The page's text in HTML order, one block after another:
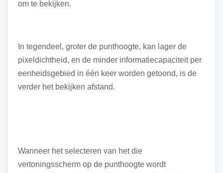
om te bekijken.
In tegendeel, groter de punthoogte, kan lager de
pixeldichtheid, en de minder informatiecapaciteit per
eenheidsgebied in één keer worden getoond, is de
verder het bekijken afstand.
Wanneer het selecteren van het die
vertoningsscherm op de punthoogte wordt